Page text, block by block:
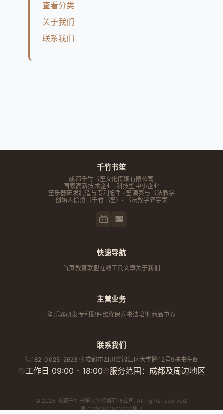
查看分类
关于我们
联系我们
千竹书笙
成都千竹书笙文化传媒有限公司
国家高新技术企业 · 科技型中小企业
笙乐器研发制造与专利配件 · 笙演奏与书法教学
创始人徐勇 （千竹书笙）· 书法教学齐宇荣
快速导航
首页教育联盟在线工具文章关于我们
主营业务
笙乐器研发专利配件维修保养 书法培训 商品中心
联系我们
182-0025-2623 成都市四川省锦江区大学路12号9栋书生阁
工作日 09:00 - 18:00 服务范围：成都及周边地区
© 2026 成都千竹书笙文化传媒有限公司. All rights reserved.
蜀ICP备2021003237号-1